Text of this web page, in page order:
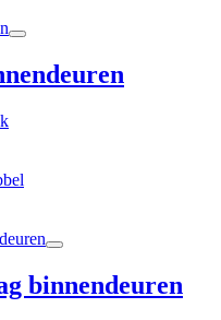
binnendeuren